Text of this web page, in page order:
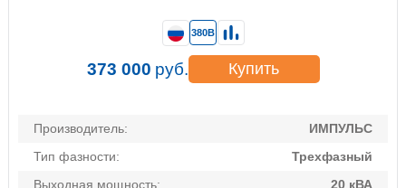
Производитель:
ИМПУЛЬС
Тип фазности:
Трехфазный
Выходная мощность:
20 кВА
380В
373 000 руб. Купить